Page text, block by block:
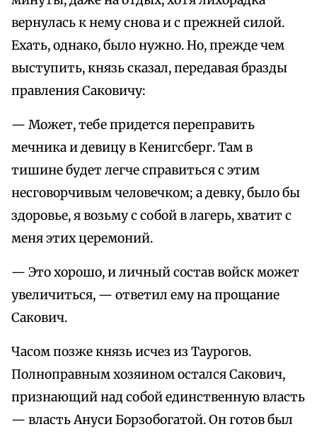
вернулась к нему снова и с прежней силой.
Ехать, однако, было нужно. Но, прежде чем
выступить, князь сказал, передавая бразды
правления Саковичу:
— Может, тебе придется переправить
мечника и девицу в Кенигсберг. Там в
тишине будет легче справиться с этим
несговорчивым человечком; а девку, было бы
здоровье, я возьму с собой в лагерь, хватит с
меня этих церемоний.
— Это хорошо, и личный состав войск может
увеличиться, — ответил ему на прощание
Сакович.
Часом позже князь исчез из Таурогов.
Полноправным хозяином остался Сакович,
признающий над собой единственную власть
— власть Ануси Борзобогатой. Он готов был